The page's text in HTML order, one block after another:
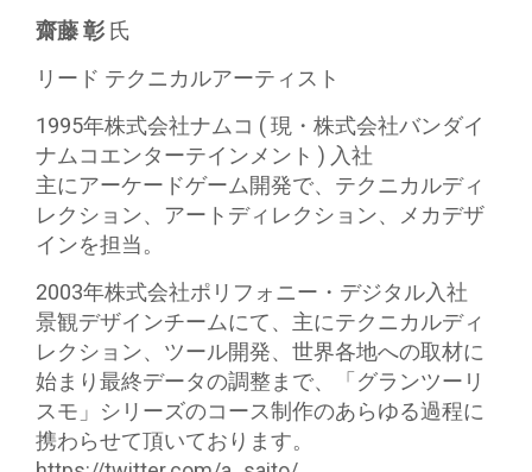
齋藤 彰氏
リード テクニカルアーティスト
1995年株式会社ナムコ ( 現・株式会社バンダイ
ナムコエンターテインメント ) 入社
主にアーケードゲーム開発で、テクニカルディ
レクション、アートディレクション、メカデザ
インを担当。
2003年株式会社ポリフォニー・デジタル入社
景観デザインチームにて、主にテクニカルディ
レクション、ツール開発、世界各地への取材に
始まり最終データの調整まで、「グランツーリ
スモ」シリーズのコース制作のあらゆる過程に
携わらせて頂いております。